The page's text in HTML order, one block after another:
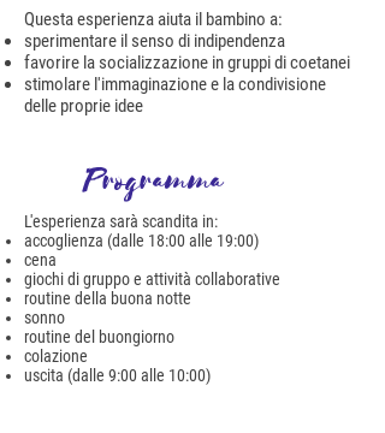
Questa esperienza aiuta il bambino a:
sperimentare il senso di indipendenza
favorire la socializzazione in gruppi di coetanei
stimolare l'immaginazione e la condivisione
delle proprie idee
Programma
L'esperienza sarà scandita in:
accoglienza (dalle 18:00 alle 19:00)
cena
giochi di gruppo e attività collaborative
routine della buona notte
sonno
routine del buongiorno
colazione
uscita (dalle 9:00 alle 10:00)